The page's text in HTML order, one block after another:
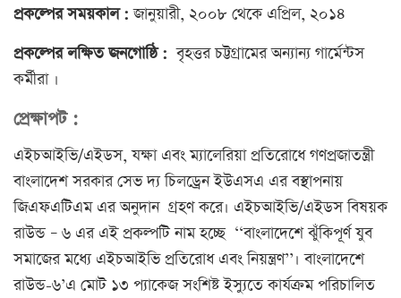
প্রকল্পের সময়কাল : জানুয়ারী, ২০০৮ থেকে এপ্রিল, ২০১৪
প্রকল্পের লক্ষিত জনগোষ্ঠি : বৃহত্তর চট্টগ্রামের অন্যান্য গার্মেন্টস
কর্মীরা ।
প্রেক্ষাপট :
এইচআইভি/এইডস, যক্ষা এবং ম্যালেরিয়া প্রতিরোধে গণপ্রজাতন্ত্রী
বাংলাদেশ সরকার সেভ দ্য চিলড্রেন ইউএসএ এর বস্থাপনায়
জিএফএটিএম এর অনুদান গ্রহণ করে। এইচআইভি/এইডস বিষয়ক
রাউন্ড – ৬ এর এই প্রকল্পটি নাম হচ্ছে ‘‘বাংলাদেশে ঝুঁকিপূর্ণ যুব
সমাজের মধ্যে এইচআইভি প্রতিরোধ এবং নিয়ন্ত্রণ’’। বাংলাদেশে
রাউন্ড-৬’এ মোট ১৩ প্যাকেজ সংশি­ষ্ট ইস্যুতে কার্যক্রম পরিচালিত